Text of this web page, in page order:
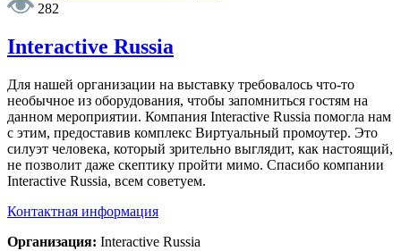
282
Interactive Russia
Для нашей организации на выставку требовалось что-то
необычное из оборудования, чтобы запомниться гостям на
данном мероприятии. Компания Interactive Russia помогла нам
с этим, предоставив комплекс Виртуальный промоутер. Это
силуэт человека, который зрительно выглядит, как настоящий,
не позволит даже скептику пройти мимо. Спасибо компании
Interactive Russia, всем советуем.
Контактная информация
Организация: Interactive Russia